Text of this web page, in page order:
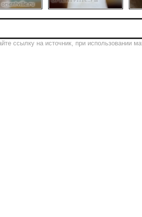
ссылку на источник, при использовании